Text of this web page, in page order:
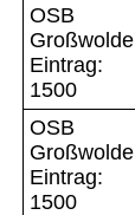
OSB
Großwolde
Eintrag:
1500
OSB
Großwolde
Eintrag:
1500